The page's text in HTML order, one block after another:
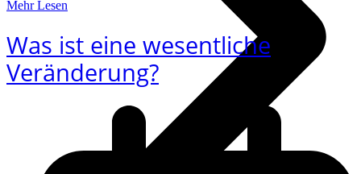
Mehr Lesen
Was ist eine wesentliche
Veränderung?